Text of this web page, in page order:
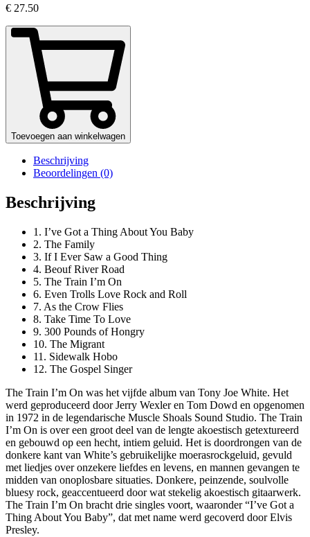
€ 27.50
Toevoegen aan winkelwagen
Beschrijving
Beoordelingen (0)
Beschrijving
1. I’ve Got a Thing About You Baby
2. The Family
3. If I Ever Saw a Good Thing
4. Beouf River Road
5. The Train I’m On
6. Even Trolls Love Rock and Roll
7. As the Crow Flies
8. Take Time To Love
9. 300 Pounds of Hongry
10. The Migrant
11. Sidewalk Hobo
12. The Gospel Singer
The Train I’m On was het vijfde album van Tony Joe White. Het
werd geproduceerd door Jerry Wexler en Tom Dowd en opgenomen
in 1972 in de legendarische Muscle Shoals Sound Studio. The Train
I’m On is over een groot deel van de lengte akoestisch getextureerd
en gebouwd op een hecht, intiem geluid. Het is doordrongen van de
donkere kant van White’s gebruikelijke moerasrockgeluid, gevuld
met liedjes over onzekere liefdes en levens, en mannen gevangen te
midden van onoplosbare situaties. Donkere, peinzende, soulvolle
bluesy rock, geaccentueerd door wat stekelig akoestisch gitaarwerk.
The Train I’m On bracht drie singles voort, waaronder “I’ve Got a
Thing About You Baby”, dat met name werd gecoverd door Elvis
Presley.